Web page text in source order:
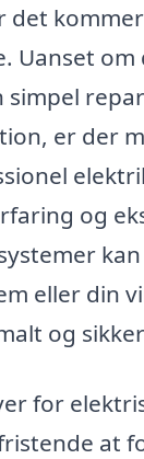
det
Uanset
er der
og
eller din
og
for
at